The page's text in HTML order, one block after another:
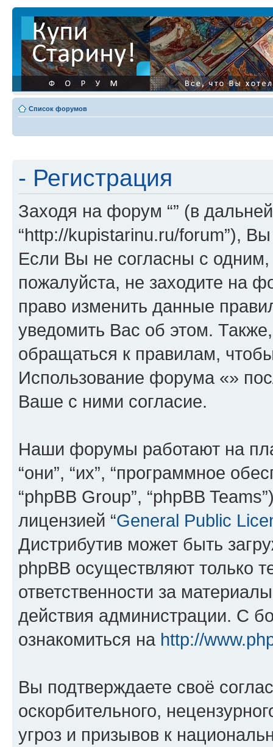
Список форумов
- Регистрация
Заходя на форум “” (в
“http://kupistarinu.ru/forum”),
Если Вы не согласны с
пожалуйста, не заходите на
право изменить данные
уведомить Вас об этом.
обращаться к правилам,
Использование форума «»
Ваше с ними согласие.
Наши форумы работают на
“они”, “их”, “программное
“phpBB Group”, “phpBB
лицензией “General Public
Дистрибутив может быть
phpBB осуществляют только
ответственности за
действия администрации. С
ознакомиться на http://
Вы подтверждаете своё
оскорбительного,
угроз и призывов к